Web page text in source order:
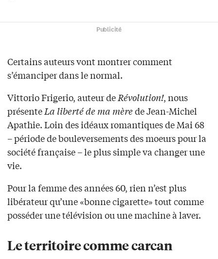
Publicité
Certains auteurs vont montrer comment
s’émanciper dans le normal.
Vittorio Frigerio, auteur deRévolution!, nous
présenteLa liberté de ma mèrede Jean-Michel
Apathie. Loin des idéaux romantiques de Mai 68
– période de bouleversements des moeurs pour la
société française – le plus simple va changer une
vie.
Pour la femme des années 60, rien n’est plus
libérateur qu’une «bonne cigarette» tout comme
posséder une télévision ou une machine à laver.
Le territoire comme carcan